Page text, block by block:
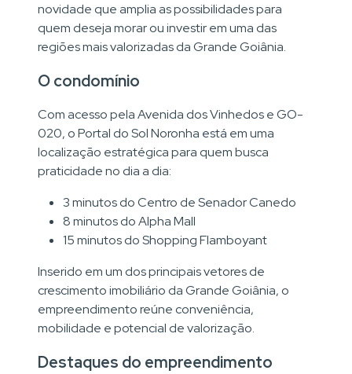
novidade que amplia as possibilidades para
quem deseja morar ou investir em uma das
regiões mais valorizadas da Grande Goiânia.
O condomínio
Com acesso pela Avenida dos Vinhedos e GO-
020, o Portal do Sol Noronha está em uma
localização estratégica para quem busca
praticidade no dia a dia:
3 minutos do Centro de Senador Canedo
8 minutos do Alpha Mall
15 minutos do Shopping Flamboyant
Inserido em um dos principais vetores de
crescimento imobiliário da Grande Goiânia, o
empreendimento reúne conveniência,
mobilidade e potencial de valorização.
Destaques do empreendimento